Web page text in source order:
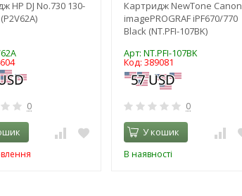
HP DJ No.730 130-
0
Картридж NewTone Canon
imagePROGRAF iPF670/770
Black (NT.PFI-107BK)
Арт: NT.PFI-107BK
Код: 389081
0
У кошик
В наявності